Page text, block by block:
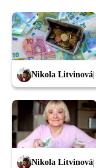
Nikola Litvinová
Nikola Litvinová